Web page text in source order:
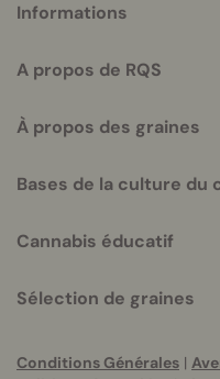
helpful
Informations
A propos de RQS
À propos des graines
Bases de la culture du
Cannabis éducatif
Sélection de graines
Conditions Générales |